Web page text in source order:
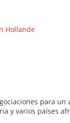
Hollande
para un
y varios países